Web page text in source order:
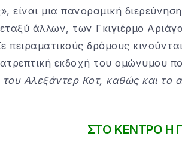
είναι μια πανοραμική
άλλων, των Γκιγιέρμο
πειραματικούς δρόμους
εκδοχή του ομώνυμου
του Αλεξάντερ Κοτ, καθώς και το
ΣΤΟ ΚΕΝΤΡΟ Η